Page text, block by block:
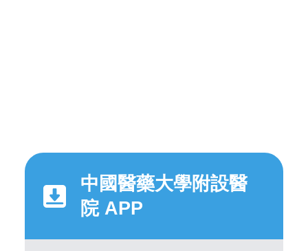
中國醫藥大學附設醫
院 APP